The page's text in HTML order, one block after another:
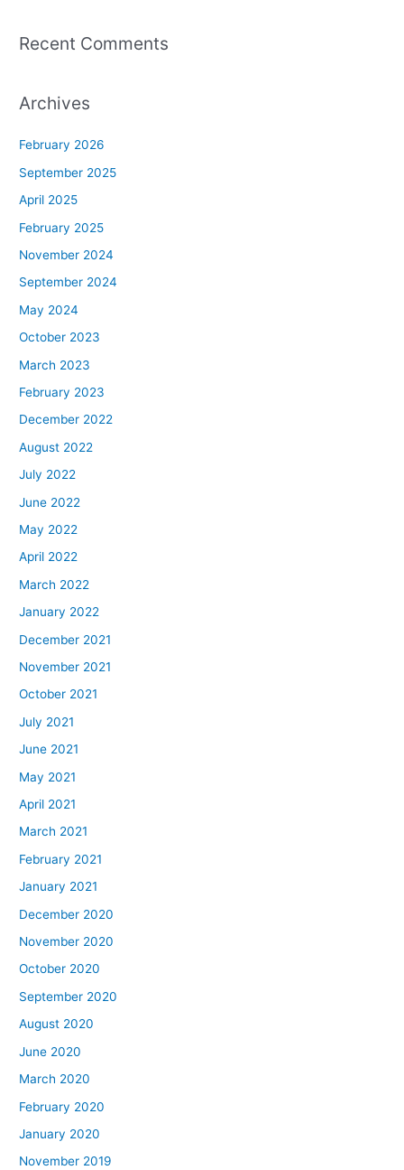
Recent Comments
Archives
February 2026
September 2025
April 2025
February 2025
November 2024
September 2024
May 2024
October 2023
March 2023
February 2023
December 2022
August 2022
July 2022
June 2022
May 2022
April 2022
March 2022
January 2022
December 2021
November 2021
October 2021
July 2021
June 2021
May 2021
April 2021
March 2021
February 2021
January 2021
December 2020
November 2020
October 2020
September 2020
August 2020
June 2020
March 2020
February 2020
January 2020
November 2019